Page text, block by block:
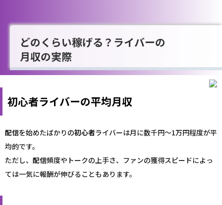
どのくらい稼げる？ライバーの
月収の実際
初心者ライバーの平均月収
配信を始めたばかりの初心者ライバーは月に数千円〜1万円程度が平
均的です。
ただし、 配信頻度やトークの上手さ、ファンの獲得スピードによっ
ては一気に報酬が伸びることもあります。